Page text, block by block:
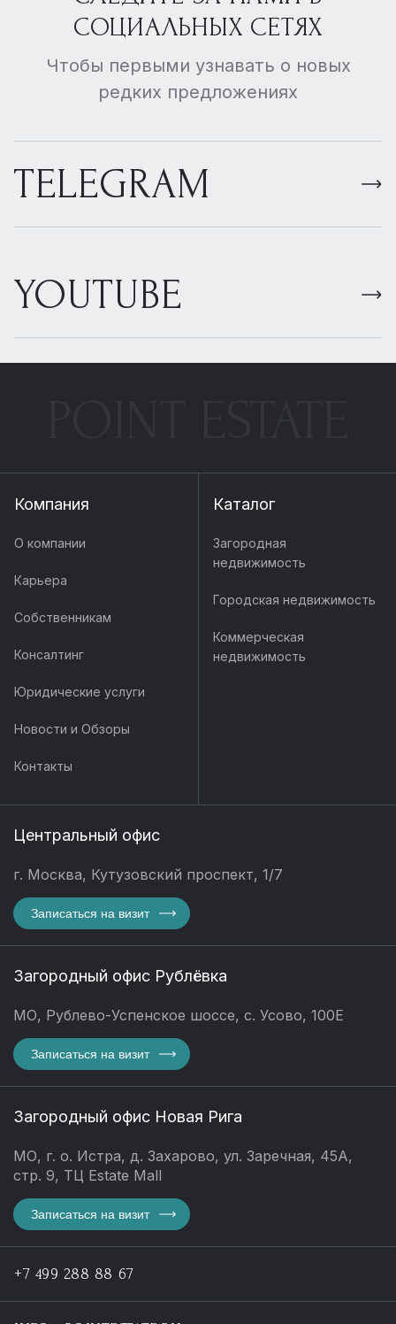
СОЦИАЛЬНЫХ СЕТЯХ
Чтобы первыми узнавать о новых
редких предложениях
TELEGRAM
YOUTUBE
Компания
О компании
Карьера
Собственникам
Консалтинг
Юридические услуги
Новости и Обзоры
Контакты
Каталог
Загородная
недвижимость
Городская недвижимость
Коммерческая
недвижимость
Центральный офис
г. Москва, Кутузовский проспект, 1/7
Записаться на визит
Загородный офис Рублёвка
МО, Рублево-Успенское шоссе, с. Усово, 100Е
Записаться на визит
Загородный офис Новая Рига
МО, г. о. Истра, д. Захарово, ул. Заречная, 45А,
стр. 9, ТЦ Estate Mall
Записаться на визит
+7 499 288 88 67